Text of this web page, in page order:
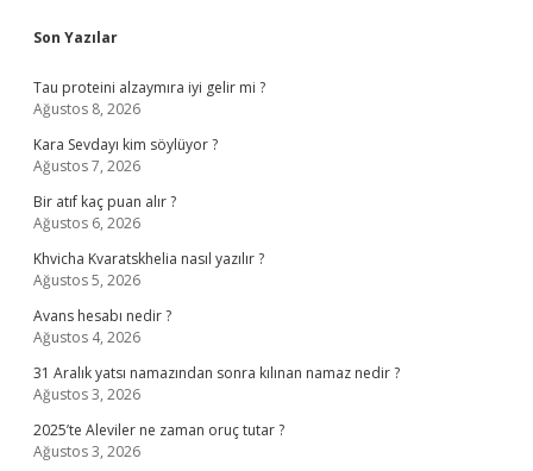
Sidebar
Son Yazılar
Tau proteini alzaymıra iyi gelir mi ?
Ağustos 8, 2026
Kara Sevdayı kim söylüyor ?
Ağustos 7, 2026
Bir atıf kaç puan alır ?
Ağustos 6, 2026
Khvicha Kvaratskhelia nasıl yazılır ?
Ağustos 5, 2026
Avans hesabı nedir ?
Ağustos 4, 2026
31 Aralık yatsı namazından sonra kılınan namaz nedir ?
Ağustos 3, 2026
2025’te Aleviler ne zaman oruç tutar ?
Ağustos 3, 2026